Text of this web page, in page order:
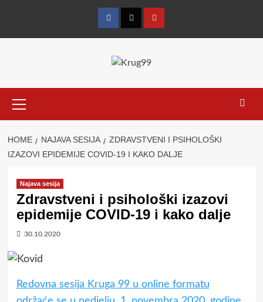
FacebookTwitterYouTube
Menu
HOME NAJAVA SESIJA
ZDRAVSTVENI I PSIHOLOŠKI
IZAZOVI EPIDEMIJE COVID-19 I KAKO DALJE
Najava sesija
Zdravstveni i psihološki izazovi
epidemije COVID-19 i kako dalje
30.10.2020
Redovna sesija Kruga 99 u online formatu